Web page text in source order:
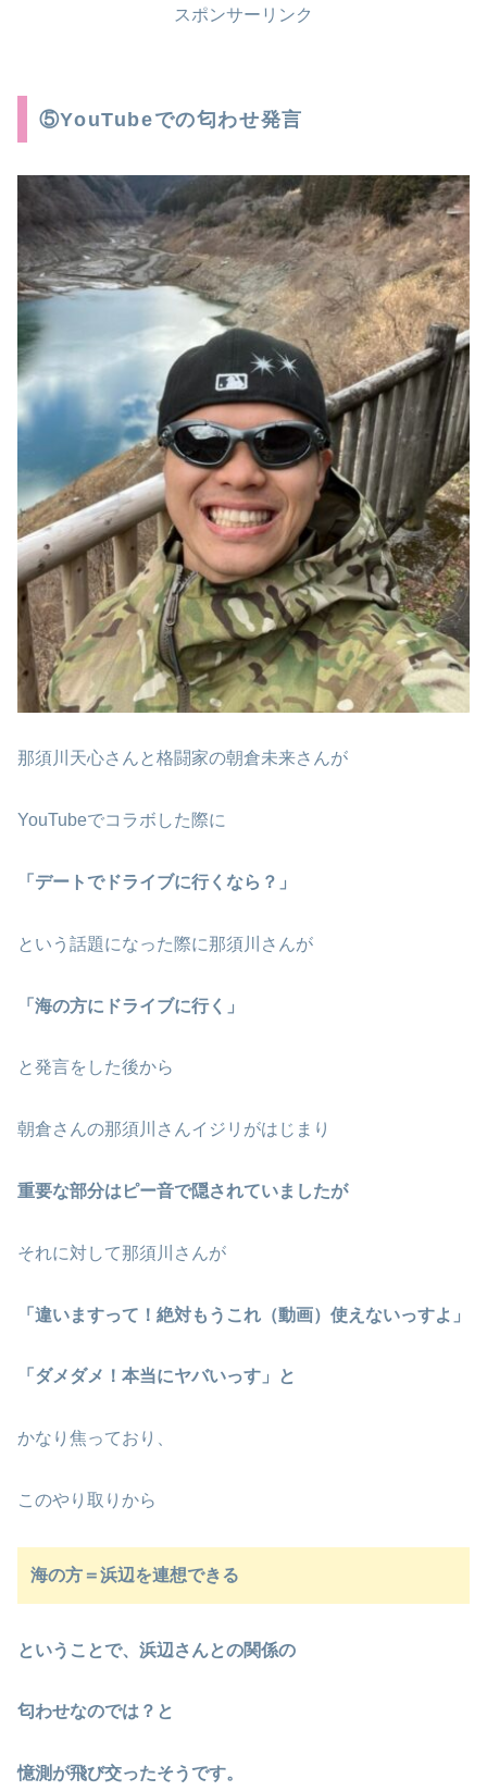
スポンサーリンク
⑤YouTubeでの匂わせ発言
那須川天心さんと格闘家の朝倉未来さんが
YouTubeでコラボした際に
「デートでドライブに行くなら？」
という話題になった際に那須川さんが
「海の方にドライブに行く」
と発言をした後から
朝倉さんの那須川さんイジリがはじまり
重要な部分はピー音で隠されていましたが
それに対して那須川さんが
「違いますって！絶対もうこれ（動画）使えないっすよ」
「ダメダメ！本当にヤバいっす」と
かなり焦っており、
このやり取りから
海の方＝浜辺を連想できる
ということで、浜辺さんとの関係の
匂わせなのでは？と
憶測が飛び交ったそうです。